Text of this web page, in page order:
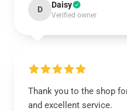
D Daisy
Verified owner
Thank you to the shop
and excellent service.